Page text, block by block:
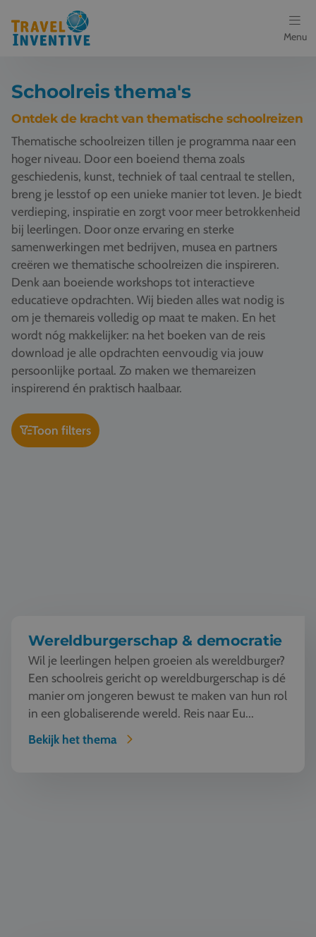
Menu
Bestemmingen
Schoolreis thema's
Voor docenten
Over ons
Een offerte aanvragen
Referenties
Vacatures
Contact
076 522 30 57
Klantportaal
Schoolreis thema's
Ontdek de kracht van thematische schoolreizen
Thematische schoolreizen tillen je programma naar een
hoger niveau. Door een boeiend thema zoals
geschiedenis, kunst, techniek of taal centraal te stellen,
breng je lesstof op een unieke manier tot leven. Je biedt
verdieping, inspiratie en zorgt voor meer betrokkenheid
bij leerlingen. Door onze ervaring en sterke
samenwerkingen met bedrijven, musea en partners
creëren we thematische schoolreizen die inspireren.
Denk aan boeiende workshops tot interactieve
educatieve opdrachten. Wij bieden alles wat nodig is
om je themareis volledig op maat te maken. En het
wordt nóg makkelijker: na het boeken van de reis
download je alle opdrachten eenvoudig via jouw
persoonlijke portaal. Zo maken we themareizen
inspirerend én praktisch haalbaar.
Toon filters
Wereldburgerschap & democratie
Wil je leerlingen helpen groeien als wereldburger?
Een schoolreis gericht op wereldburgerschap is dé
manier om jongeren bewust te maken van hun rol
in een globaliserende wereld. Reis naar Eu...
Bekijk het thema